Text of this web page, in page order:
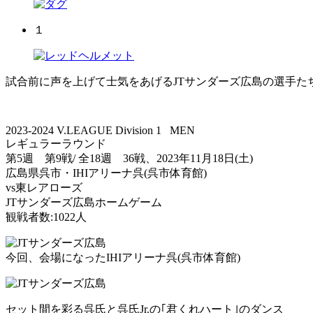
１
試合前に声を上げて士気をあげるJTサンダーズ広島の選手
2023-2024 V.LEAGUE Division 1 MEN
レギュラーラウンド
第5週 第9戦/ 全18週 36戦、2023年11月18日(土)
広島県呉市・IHIアリーナ呉(呉市体育館)
vs東レアローズ
JTサンダーズ広島ホームゲーム
観戦者数:1022人
今回、会場になったIHIアリーナ呉(呉市体育館)
セット間を彩る呉氏と呉氏Jr.の｢君くれハート｣のダンス